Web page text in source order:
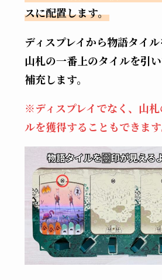
スに配置します。
ディスプレイから物語タイル
山札の一番上のタイルを引
補充します。
※ディスプレイでなく、山札
ルを獲得することもできます